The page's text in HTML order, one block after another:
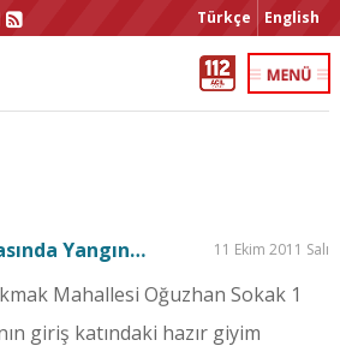
Türkçe English
Yangın…
11 Ekim 2011 Salı
Mahallesi Oğuzhan Sokak 1
giriş katındaki hazır giyim